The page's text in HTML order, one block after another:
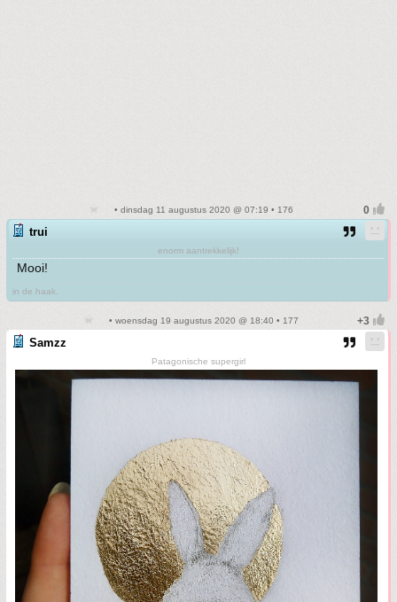
• dinsdag 11 augustus 2020 @ 07:19 • 176
trui
enorm aantrekkelijk!
Mooi!
in de haak.
• woensdag 19 augustus 2020 @ 18:40 • 177
Samzz
Patagonische supergirl